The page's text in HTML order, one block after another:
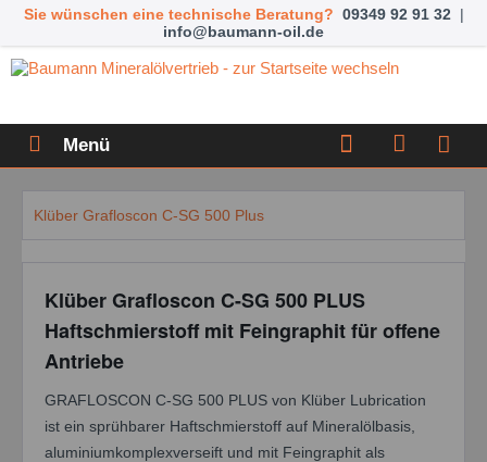
Sie wünschen eine technische Beratung? 09349 92 91 32 |
info@baumann-oil.de
Menü
Klüber Grafloscon C-SG 500 Plus
Klüber Grafloscon C-SG 500 PLUS
Haftschmierstoff mit Feingraphit für offene
Antriebe
GRAFLOSCON C-SG 500 PLUS von Klüber Lubrication
ist ein sprühbarer Haftschmierstoff auf Mineralölbasis,
aluminiumkomplexverseift und mit Feingraphit als